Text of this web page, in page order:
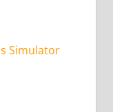
Simulator